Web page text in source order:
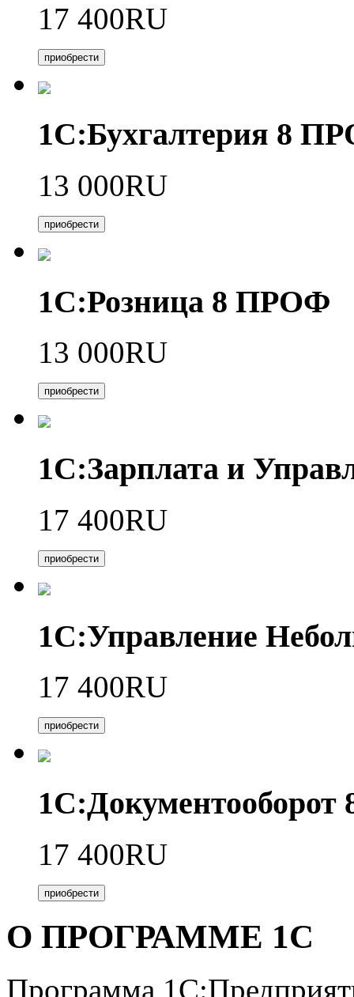
17 400RU
приобрести
1С:Бухгалтерия 8
13 000RU
приобрести
1С:Розница 8 ПРОФ
13 000RU
приобрести
1С:Зарплата и
17 400RU
приобрести
1С:Управление
17 400RU
приобрести
17 400RU
приобрести
О ПРОГРАММЕ 1С
Программа